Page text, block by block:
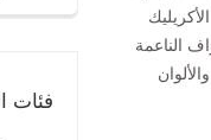
الناعمة
فئات